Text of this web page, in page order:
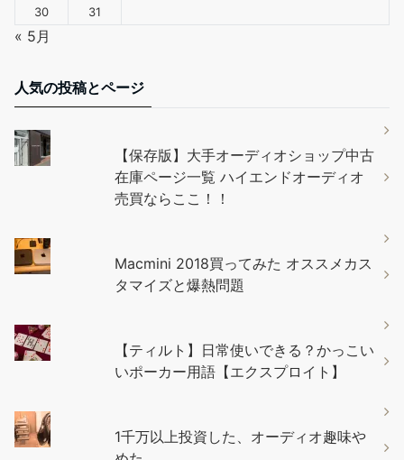
30
31
« 5月
人気の投稿とページ
【保存版】大手オーディオショップ中古
在庫ページ一覧 ハイエンドオーディオ
売買ならここ！！
Macmini 2018買ってみた オススメカス
タマイズと爆熱問題
【ティルト】日常使いできる？かっこい
いポーカー用語【エクスプロイト】
1千万以上投資した、オーディオ趣味や